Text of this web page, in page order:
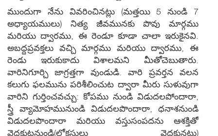
ముందుగా నేను వివరించినట్లు (మత్తయి 5 నుండి 7
అధ్యాయములు) నిత్య జీవమునకు పొవు మార్గము
మరియు ద్వారము, ఈ రెండూ కూడా చాలా ఇరుకైనవి.
అబద్దప్రవక్తలు వచ్చి మార్గము మరియు ద్వారము, ఈ
రెండు ఇరుకుకాదు విశాలమని మీతోచెబుతారు.
వారినిగూర్చి జాగ్రత్తగా వుండుడి. వారి ప్రవర్తన వలన
కలుగు ఫలమును పరిశీలించుట ద్వారా మీరు సుళువుగా
వారిని గుర్తించవచ్చు: కోపము నుండి విడుదలపోందారా,
స్త్రీ వ్యామోహమునుండి విడుదలపొందారా, ధనాశనుండి
విడుదలపొందారా మరియు వస్తుసంపదను ఆశక్తితో
వెదకుటనుండి(లోకస్తులు వెదకునట్లు)